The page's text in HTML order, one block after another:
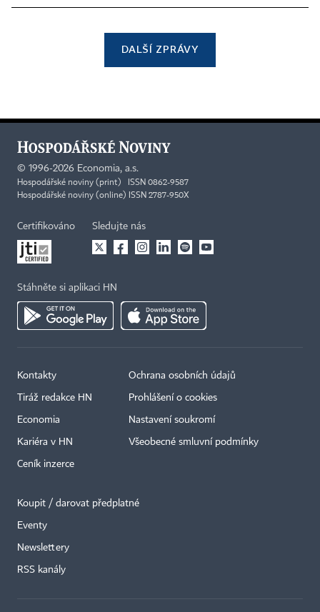
DALŠÍ ZPRÁVY
© 1996-2026 Economia, a.s.
Hospodářské noviny (print) ISSN 0862-9587
Hospodářské noviny (online) ISSN 2787-950X
Certifikováno Sledujte nás
Stáhněte si aplikaci HN
Kontakty
Tiráž redakce HN
Economia
Kariéra v HN
Ceník inzerce
Ochrana osobních údajů
Prohlášení o cookies
Nastavení soukromí
Všeobecné smluvní podmínky
Koupit / darovat předplatné
Eventy
Newslettery
RSS kanály